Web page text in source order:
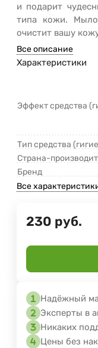
и подарит
типа кожи. Мыло
очистит вашу
Все описание
Характеристики
Эффект средства
Тип средства
Страна-
Бренд
Все
230 руб.
Надёжный
Эксперты в
Никаких
Цены без